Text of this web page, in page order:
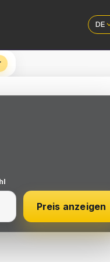
DE
Preis anzeigen